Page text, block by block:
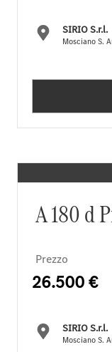
SIRIO S.r.l.
Mosciano S.
A 180 d
Prezzo
26.500 €
SIRIO S.r.l.
Mosciano S.